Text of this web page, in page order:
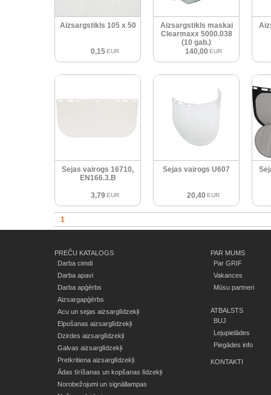
Aizsargstikls 105 x 50
0,15 EUR
Aizsargstikls maskai
Clearmaxx 5000.038
(10 gab.)
140,00 EUR
Sejas vairogs 16710,
EN166.3.B
3,79 EUR
Sejas vairogs U607
20,40 EUR
1
PREČU KATALOGS
Darba cimdi
Darba apavi
Darba apģērbs
Aizsargapģērbs
Acu un sejas aizsarglīdzekļi
Elpošanas aizsarglīdzekļi
Dzirdes aizsarglīdzekļi
Galvas aizsarglīdzekļi
Pretkritiena aizsarglīdzekļi
Ādas tīrīšanas un kopšanas līdzekļi
Norobežojumi un signāllampas
PAR MUMS
Par GRIF
Vakances
Mūsu partneri
ATBALSTS
BUJ
Lejupielādes
Piegādes info
KONTAKTI